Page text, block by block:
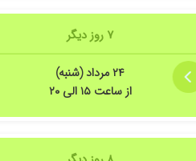
۷ روز دیگر
۲۴ مرداد (شنبه)
از ساعت ۱۵ الی ۲۰